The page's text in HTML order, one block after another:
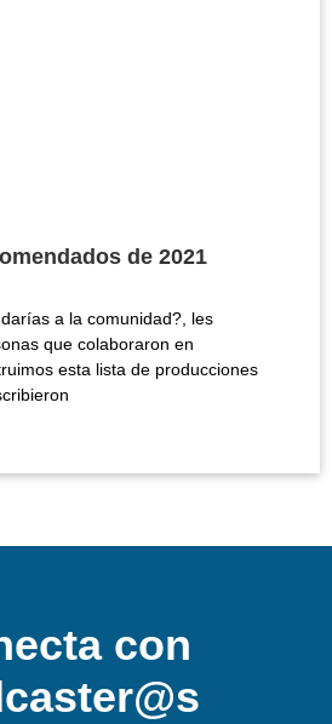
de 2021
a la comunidad?, les
que colaboraron en
esta lista de producciones
con